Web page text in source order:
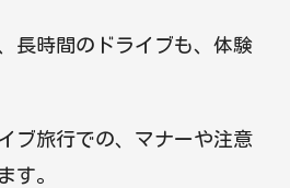
長時間のドライブも、体験
ブ旅行での、マナーや注意
す。